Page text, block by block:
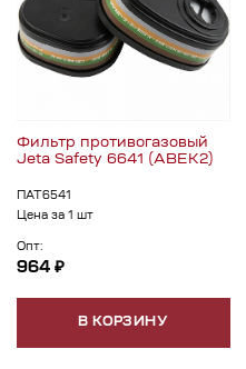
Фильтр противогазовый
Jeta Safety 6641 (АВЕК2)
ПАТ6541
Цена за 1 шт
Опт:
964 ₽
В КОРЗИНУ